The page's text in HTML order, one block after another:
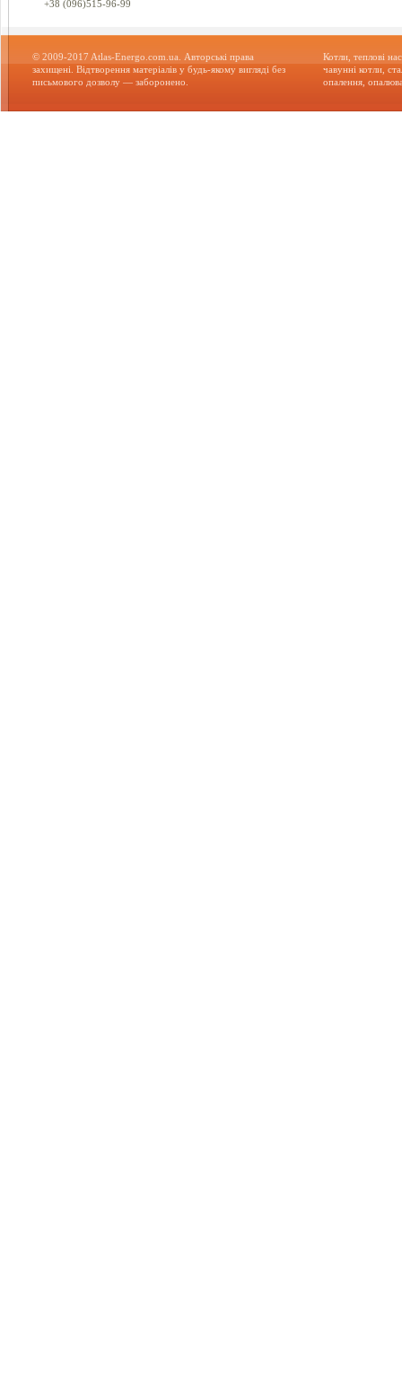
© 2009-2017 Atlas-Energo.com.ua. Авторські права
захищені. Відтворення матеріалів у будь-якому вигляді без
письмового дозволу — заборонено.
Котли, теплові
чавунні котли,
опалення,
+38 (096)515-96-99